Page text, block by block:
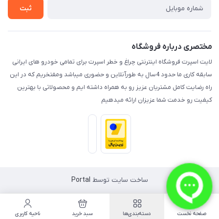
ثبت
مختصری درباره فروشگاه
لایت اسپرت فروشگاه اینترنتی چراغ و خطر اسپرت برای تمامی خودرو های ایرانی
سابقه کاری ما حدود 4سال به طورآنلاین و حضوری میباشد ومفتخریم که در این
راه رضایت کامل مشتریان عزیز رو به همراه داشته ایم و محصولاتی با بهترین
کیفیت رو خدمت شما عزیزان ارائه میدهیم
ساخت سایت توسط Portal
صفحه نخست دسته‌بندی‌ها سبد خرید ناحیه کاربری